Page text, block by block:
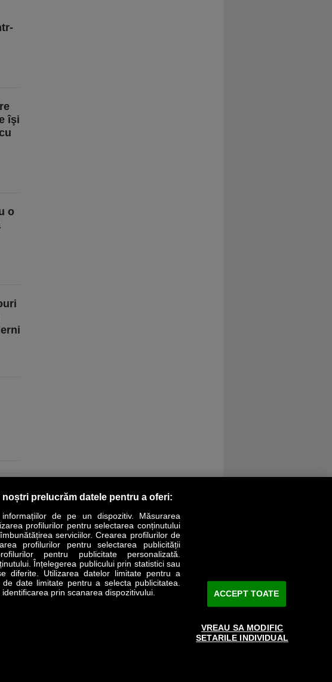
îşi
o
THE CEO LIFESTYLE SPECIAL OPINII
Revista Business Magazin
prelucrăm datele pentru a oferi:
de pe un dispozitiv. Măsurarea
profilurilor pentru selectarea conținutului
serviciilor. Crearea profilurilor de
profilurilor pentru selectarea publicității
pentru publicitate personalizată.
Înțelegerea publicului prin statistici sau
diferite. Utilizarea datelor limitate pentru a
date limitate pentru a selecta publicitatea.
prin scanarea dispozitivului.
ACCEPT TOATE
VREAU SA MODIFIC
SETARILE INDIVIDUAL